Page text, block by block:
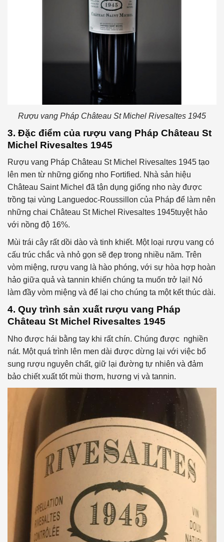
Rượu vang Pháp Château St Michel Rivesaltes 1945
3. Đặc điểm của rượu vang Pháp Château St
Michel Rivesaltes 1945
Rượu vang Pháp Château St Michel Rivesaltes 1945 tạo
lên men từ những giống nho Fortified. Nhà sản hiệu
Château Saint Michel đã tận dụng giống nho này được
trồng tại vùng Languedoc-Roussillon của Pháp để làm nên
những chai Château St Michel Rivesaltes 1945tuyệt hảo
với nồng độ 16%.
Mùi trái cây rất dồi dào và tinh khiết. Một loại rượu vang có
cấu trúc chắc và nhỏ gọn sẽ đẹp trong nhiều năm. Trên
vòm miệng, rượu vang là hào phóng, với sự hòa hợp hoàn
hảo giữa quả và tannin khiến chúng ta muốn trở lại! Nó
làm đầy vòm miệng và để lại cho chúng ta một kết thúc dài.
4. Quy trình sản xuất rượu vang Pháp
Château St Michel Rivesaltes 1945
Nho được hái bằng tay khi rất chín. Chúng được nghiền
nát. Một quá trình lên men dài được dừng lại với việc bổ
sung rượu nguyên chất, giữ lại đường tự nhiên và đảm
bảo chiết xuất tốt mùi thơm, hương vị và tannin.